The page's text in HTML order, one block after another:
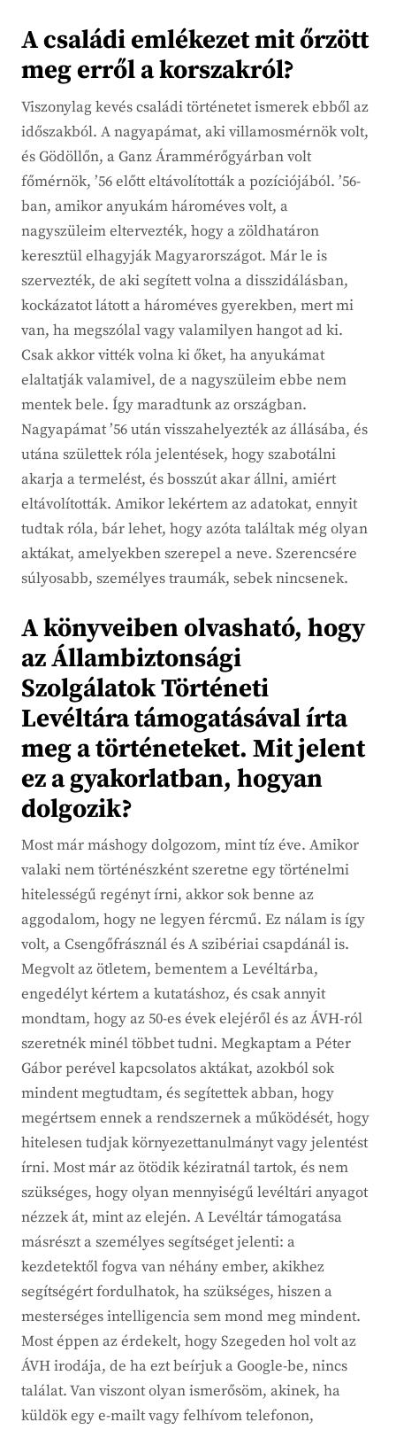
A családi emlékezet mit őrzött
meg erről a korszakról?
Viszonylag kevés családi történetet ismerek ebből az
időszakból. A nagyapámat, aki villamosmérnök volt,
és Gödöllőn, a Ganz Árammérőgyárban volt
főmérnök, ’56 előtt eltávolították a pozíciójából. ’56-
ban, amikor anyukám hároméves volt, a
nagyszüleim eltervezték, hogy a zöldhatáron
keresztül elhagyják Magyarországot. Már le is
szervezték, de aki segített volna a disszidálásban,
kockázatot látott a hároméves gyerekben, mert mi
van, ha megszólal vagy valamilyen hangot ad ki.
Csak akkor vitték volna ki őket, ha anyukámat
elaltatják valamivel, de a nagyszüleim ebbe nem
mentek bele. Így maradtunk az országban.
Nagyapámat ’56 után visszahelyezték az állásába, és
utána születtek róla jelentések, hogy szabotálni
akarja a termelést, és bosszút akar állni, amiért
eltávolították. Amikor lekértem az adatokat, ennyit
tudtak róla, bár lehet, hogy azóta találtak még olyan
aktákat, amelyekben szerepel a neve. Szerencsére
súlyosabb, személyes traumák, sebek nincsenek.
A könyveiben olvasható, hogy
az Állambiztonsági
Szolgálatok Történeti
Levéltára támogatásával írta
meg a történeteket. Mit jelent
ez a gyakorlatban, hogyan
dolgozik?
Most már máshogy dolgozom, mint tíz éve. Amikor
valaki nem történészként szeretne egy történelmi
hitelességű regényt írni, akkor sok benne az
aggodalom, hogy ne legyen fércmű. Ez nálam is így
volt, a Csengőfrásznál és A szibériai csapdánál is.
Megvolt az ötletem, bementem a Levéltárba,
engedélyt kértem a kutatáshoz, és csak annyit
mondtam, hogy az 50-es évek elejéről és az ÁVH-ról
szeretnék minél többet tudni. Megkaptam a Péter
Gábor perével kapcsolatos aktákat, azokból sok
mindent megtudtam, és segítettek abban, hogy
megértsem ennek a rendszernek a működését, hogy
hitelesen tudjak környezettanulmányt vagy jelentést
írni. Most már az ötödik kéziratnál tartok, és nem
szükséges, hogy olyan mennyiségű levéltári anyagot
nézzek át, mint az elején. A Levéltár támogatása
másrészt a személyes segítséget jelenti: a
kezdetektől fogva van néhány ember, akikhez
segítségért fordulhatok, ha szükséges, hiszen a
mesterséges intelligencia sem mond meg mindent.
Most éppen az érdekelt, hogy Szegeden hol volt az
ÁVH irodája, de ha ezt beírjuk a Google-be, nincs
találat. Van viszont olyan ismerősöm, akinek, ha
küldök egy e-mailt vagy felhívom telefonon,